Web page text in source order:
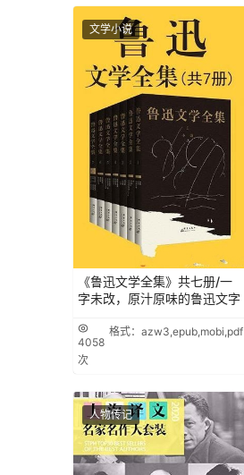
文学小说
《鲁迅文学全集》共七册/一
字未改，原汁原味的鲁迅文字
4058
次
格式：azw3,epub,mobi,pdf
人物传记